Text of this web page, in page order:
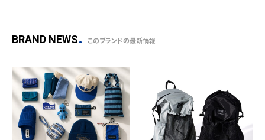
BRAND NEWS このブランドの最新情報